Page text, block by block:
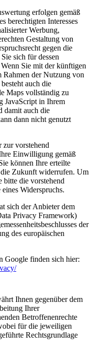
erfolgen gemäß
berechtigten Interesses
Werbung,
Gestaltung von
gegen die
sich für dessen
Sie mit der künftigen
der Nutzung von
auch die
Maps vollständig zu
JavaScript in Ihrem
damit auch die
dann nicht genutzt
vorstehend
Einwilligung gemäß
können Ihre erteilte
Zukunft widerrufen. Um
bitte die vorstehend
Widerspruchs.
sich der Anbieter dem
Privacy Framework)
der
des europäischen
Google finden sich hier:
/
Ihnen gegenüber dem
Ihrer
Betroffenenrechte
für die jeweiligen
Rechtsgrundlage